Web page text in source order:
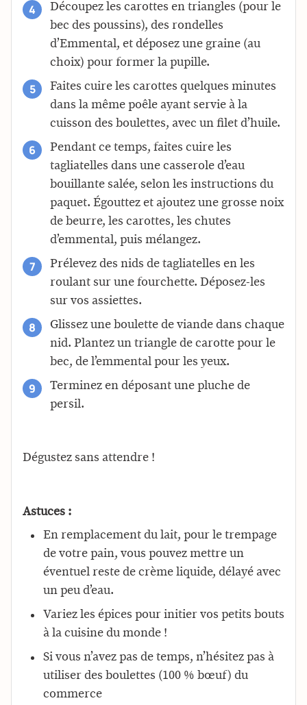
Découpez les carottes en triangles (pour le
bec des poussins), des rondelles
d’Emmental, et déposez une graine (au
choix) pour former la pupille.
Faites cuire les carottes quelques minutes
dans la même poêle ayant servie à la
cuisson des boulettes, avec un filet d’huile.
Pendant ce temps, faites cuire les
tagliatelles dans une casserole d’eau
bouillante salée, selon les instructions du
paquet. Égouttez et ajoutez une grosse noix
de beurre, les carottes, les chutes
d’emmental, puis mélangez.
Prélevez des nids de tagliatelles en les
roulant sur une fourchette. Déposez-les
sur vos assiettes.
Glissez une boulette de viande dans chaque
nid. Plantez un triangle de carotte pour le
bec, de l’emmental pour les yeux.
Terminez en déposant une pluche de
persil.
Dégustez sans attendre !
Astuces :
En remplacement du lait, pour le trempage
de votre pain, vous pouvez mettre un
éventuel reste de crème liquide, délayé avec
un peu d’eau.
Variez les épices pour initier vos petits bouts
à la cuisine du monde !
Si vous n’avez pas de temps, n’hésitez pas à
utiliser des boulettes (100 % bœuf) du
commerce